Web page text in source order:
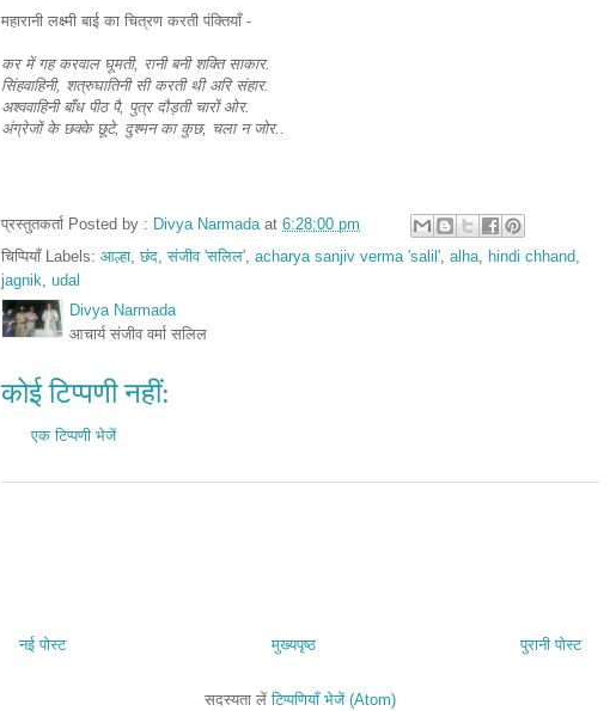
महारानी लक्ष्मी बाई का चित्रण करती पंक्तियाँ -
कर में गह करवाल घूमती, रानी बनी शक्ति साकार.
सिंहवाहिनी, शत्रुघातिनी सी करती थी अरि संहार.
अश्ववाहिनी बाँध पीठ पै, पुत्र दौड़ती चारों ओर.
अंग्रेजों के छक्के छूटे, दुश्मन का कुछ, चला न जोर..
प्रस्तुतकर्ता Posted by : Divya Narmada at 6:28:00 pm
चिप्पियाँ Labels: आल्हा ,छंद ,संजीव 'सलिल' acharya sanjiv verma 'salil' alha hindi chhand
jagnik udal
Divya Narmada
आचार्य संजीव वर्मा सलिल
कोई टिप्पणी नहीं:
एक टिप्पणी भेजें
नई पोस्ट पुरानी पोस्ट
मुख्यपृष्ठ
सदस्यता लेंटिप्पणियाँ भेजें (Atom)